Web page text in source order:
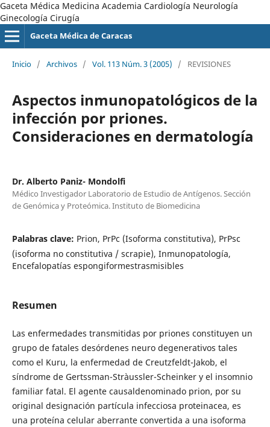
Gaceta Médica Medicina Academia Cardiología Neurología
Ginecología Cirugía
Gaceta Médica de Caracas
Inicio / Archivos / Vol. 113 Núm. 3 (2005) / REVISIONES
Aspectos inmunopatológicos de la
infección por priones.
Consideraciones en dermatología
Dr. Alberto Paniz- Mondolfi
Médico Investigador Laboratorio de Estudio de Antígenos. Sección
de Genómica y Proteómica. Instituto de Biomedicina
Palabras clave: Prion, PrPc (Isoforma constitutiva), PrPsc
(isoforma no constitutiva / scrapie), Inmunopatología,
Encefalopatías espongiformestrasmisibles
Resumen
Las enfermedades transmitidas por priones constituyen un
grupo de fatales desórdenes neuro degenerativos tales
como el Kuru, la enfermedad de Creutzfeldt-Jakob, el
síndrome de Gertssman-Stràussler-Scheinker y el insomnio
familiar fatal. El agente causaldenominado prion, por su
original designación partícula infecciosa proteinacea, es
una proteína celular aberrante convertida a una isoforma